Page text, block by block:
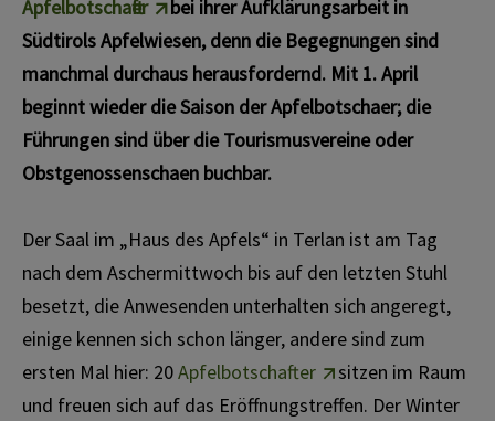
Apfelbotschafter
bei ihrer Aufklärungsarbeit in
Südtirols Apfelwiesen, denn die Begegnungen sind
manchmal durchaus herausfordernd. Mit 1. April
beginnt wieder die Saison der Apfelbotschafter; die
Führungen sind über die Tourismusvereine oder
Obstgenossenschaften buchbar.
Der Saal im „Haus des Apfels“ in Terlan ist am Tag
nach dem Aschermittwoch bis auf den letzten Stuhl
besetzt, die Anwesenden unterhalten sich angeregt,
einige kennen sich schon länger, andere sind zum
ersten Mal hier: 20Apfelbotschafter
sitzen im Raum
und freuen sich auf das Eröffnungstreffen. Der Winter